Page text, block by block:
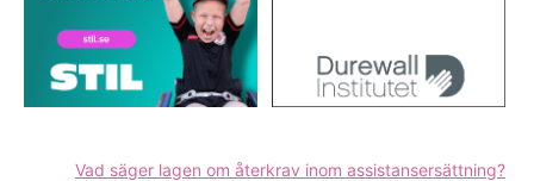
Vad säger lagen om återkrav inom assistansersättning?